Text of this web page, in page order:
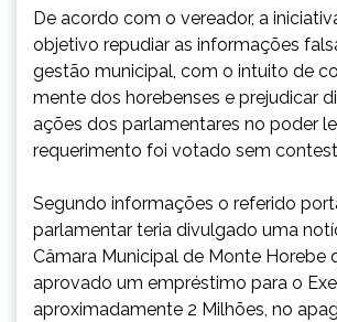
De acordo com o vereador, a
objetivo repudiar as informações
gestão municipal, com o intuito de
mente dos horebenses e prejudicar
ações dos parlamentares no poder
requerimento foi votado sem
Segundo informações o referido
parlamentar teria divulgado uma
Câmara Municipal de Monte Horebe
aprovado um empréstimo para o
aproximadamente 2 Milhões, no